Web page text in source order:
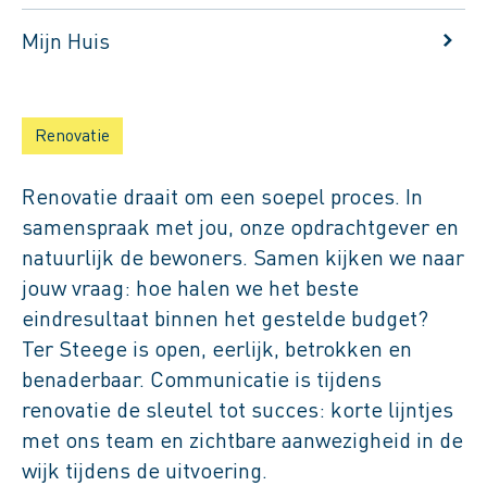
Mijn Huis
Terug naar het overzicht
Renovatie
Renovatie draait om een soepel proces. In
samenspraak met jou, onze opdrachtgever en
natuurlijk de bewoners. Samen kijken we naar
jouw vraag: hoe halen we het beste
eindresultaat binnen het gestelde budget?
Ter Steege is open, eerlijk, betrokken en
benaderbaar. Communicatie is tijdens
renovatie de sleutel tot succes: korte lijntjes
met ons team en zichtbare aanwezigheid in de
wijk tijdens de uitvoering.